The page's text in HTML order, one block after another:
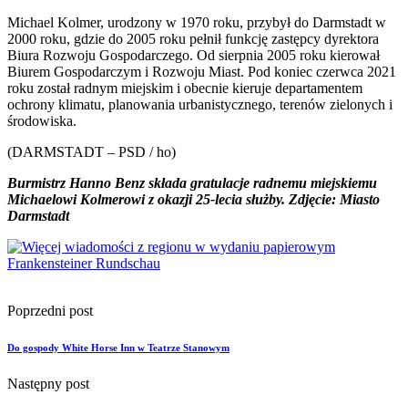
Michael Kolmer, urodzony w 1970 roku, przybył do Darmstadt w
2000 roku, gdzie do 2005 roku pełnił funkcję zastępcy dyrektora
Biura Rozwoju Gospodarczego. Od sierpnia 2005 roku kierował
Biurem Gospodarczym i Rozwoju Miast. Pod koniec czerwca 2021
roku został radnym miejskim i obecnie kieruje departamentem
ochrony klimatu, planowania urbanistycznego, terenów zielonych i
środowiska.
(DARMSTADT – PSD / ho)
Burmistrz Hanno Benz składa gratulacje radnemu miejskiemu
Michaelowi Kolmerowi z okazji 25-lecia służby. Zdjęcie: Miasto
Darmstadt
Poprzedni post
Do gospody White Horse Inn w Teatrze Stanowym
Następny post